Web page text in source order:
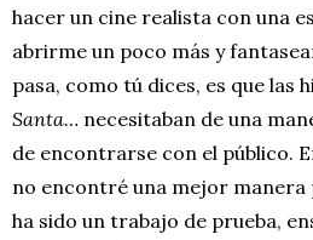
hacer un cine realista con una
abrirme un poco más y
pasa, como tú dices, es que las
Santa… necesitaban de una
de encontrarse con el público.
no encontré una mejor manera
ha sido un trabajo de prueba,